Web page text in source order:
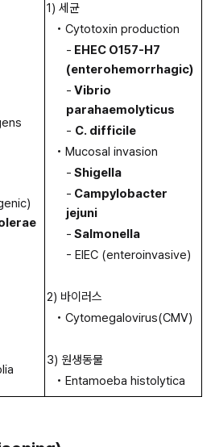
1) 세균
• Cytotoxin production
- EHEC O157-H7
(enterohemorrhagic)
- Vibrio
parahaemolyticus
- C. difficile
• Mucosal invasion
- Shigella
- Campylobacter
jejuni
- Salmonella
- EIEC (enteroinvasive)
2) 바이러스
• Cytomegalovirus(CMV)
3) 원생동물
• Entamoeba histolytica